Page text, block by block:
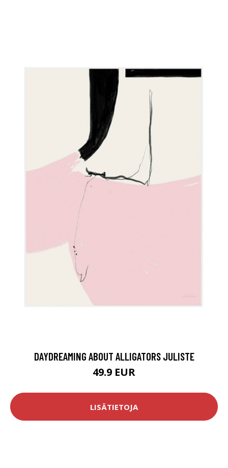
DAYDREAMING ABOUT ALLIGATORS JULISTE
49.9 EUR
LISÄTIETOJA